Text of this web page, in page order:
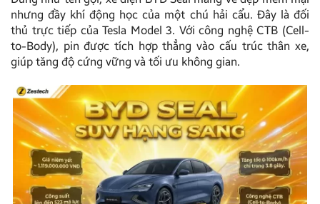
nhưng đầy khí động học của một chú hải cẩu. Đây là đối
thủ trực tiếp của Tesla Model 3. Với công nghệ CTB (Cell-
to-Body), pin được tích hợp thẳng vào cấu trúc thân xe,
giúp tăng độ cứng vững và tối ưu không gian.